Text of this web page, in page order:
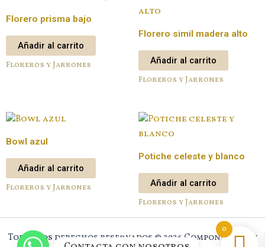
Florero prisma bajo
Añadir al carrito
Floreros y Jarrones
Florero simil madera alto
Añadir al carrito
Floreros y Jarrones
Bowl azul
Añadir al carrito
Floreros y Jarrones
Potiche celeste y blanco
Añadir al carrito
Floreros y Jarrones
Todos los derechos reservados © 2026 Component New
0